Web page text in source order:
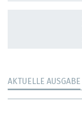
AKTUELLE AUSGABE